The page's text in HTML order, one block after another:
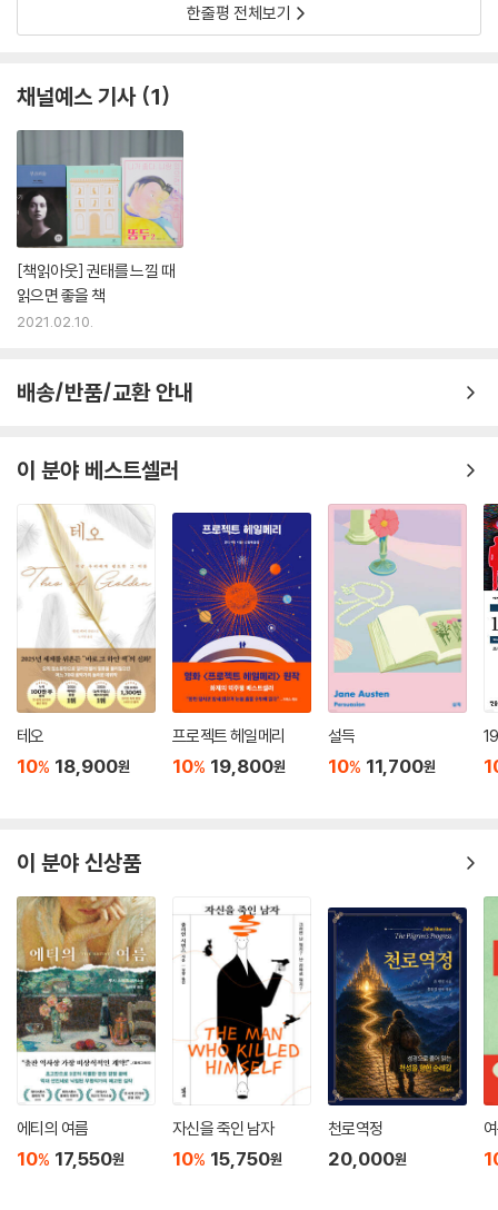
한줄평 전체보기
채널예스 기사 1
[책읽아웃] 권태를 느낄 때
읽으면 좋을 책
2021.02.10.
배송/반품/교환 안내
이 분야 베스트셀러
테오
10% 18,900원
프로젝트 헤일메리
10% 19,800원
설득
10% 11,700원
이 분야 신상품
에티의 여름
10% 17,550원
자신을 죽인 남자
10% 15,750원
천로역정
20,000원